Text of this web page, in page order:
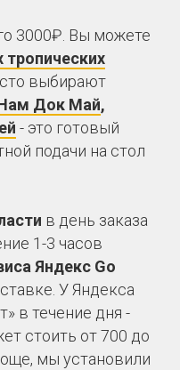
3000₽. Вы можете
тропических
выбирают
Док Май,
- это готовый
подачи на стол
в день заказа
1-3 часов
Яндекс Go
У Яндекса
в течение дня -
стоить от 700 до
мы установили